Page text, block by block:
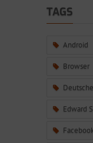
TAGS
Android
Browser
Edward